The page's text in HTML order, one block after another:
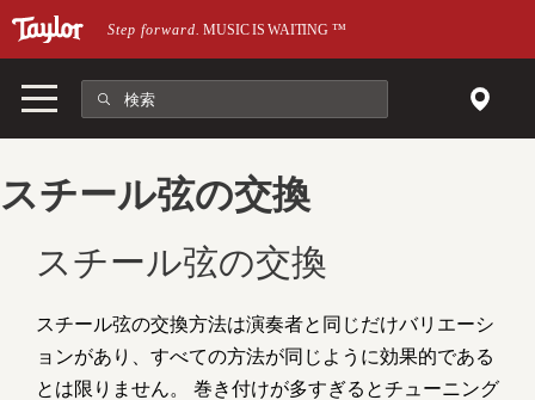
メインページにスキップ
Step forward. MUSIC IS WAITING™
スチール弦の交換
スチール弦の交換
スチール弦の交換方法は演奏者と同じだけバリエーシ
ョンがあり、すべての方法が同じように効果的である
とは限りません。 巻き付けが多すぎるとチューニング